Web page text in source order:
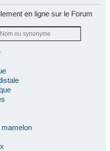
en ligne sur le Forum